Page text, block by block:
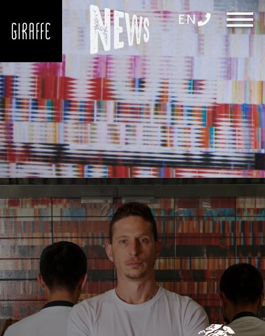
שִׂים
לֵב:
בְּאֲתָר
מֻפְעֶלֶת
מַעֲרֶכֶת
נָגִישׁ
בִּקְלִיק
הַמְּסַיַּעַת
לִנְגִישׁוּת
הָאֲתָר.
דלג לסרגל הניווט
דלג לתוכן
EN